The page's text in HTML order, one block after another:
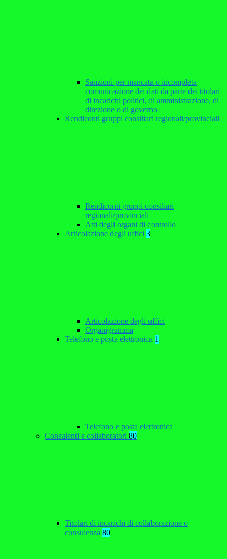
Sanzioni per mancata o incompleta
comunicazione dei dati da parte dei titolari
di incarichi politici, di amministrazione, di
direzione o di governo
Rendiconti gruppi consiliari regionali/provinciali
Rendiconti gruppi consiliari
regionali/provinciali
Atti degli organi di controllo
Articolazione degli uffici 3
Articolazione degli uffici
Organigramma
Telefono e posta elettronica 1
Telefono e posta elettronica
Consulenti e collaboratori 80
Titolari di incarichi di collaborazione o
consulenza 80